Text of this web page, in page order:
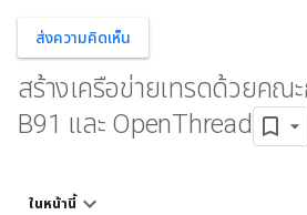
ส่งความคิดเห็น
สร้างเครือข่ายเทรดด้วยคณ
B91 และ OpenThread
ในหน้านี้